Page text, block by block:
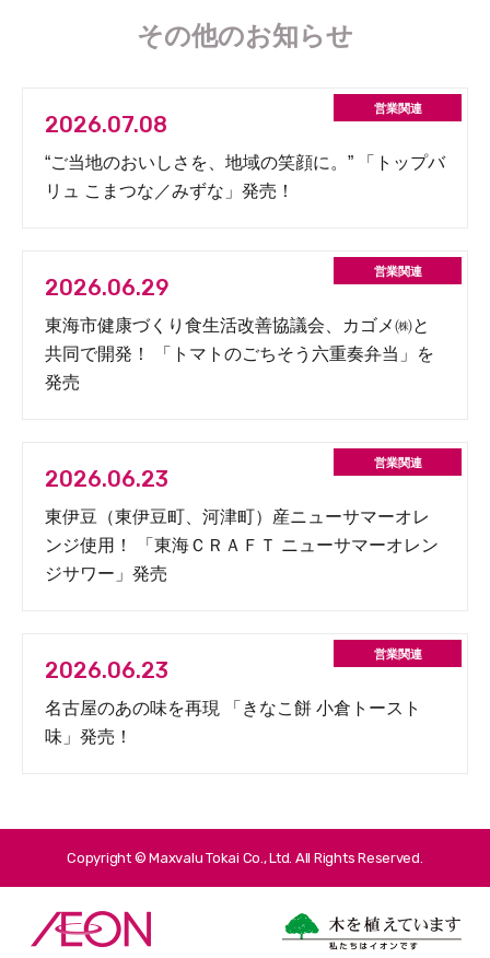
その他のお知らせ
2026.07.08
“ご当地のおいしさを、地域の笑顔に。” 「トップバ
リュ こまつな／みずな」発売！
2026.06.29
東海市健康づくり食生活改善協議会、カゴメ㈱と
共同で開発！ 「トマトのごちそう六重奏弁当」を
発売
2026.06.23
東伊豆（東伊豆町、河津町）産ニューサマーオレ
ンジ使用！ 「東海ＣＲＡＦＴ ニューサマーオレン
ジサワー」発売
2026.06.23
名古屋のあの味を再現 「きなこ餅 小倉トースト
味」発売！
Copyright © Maxvalu Tokai Co., Ltd. All Rights Reserved.